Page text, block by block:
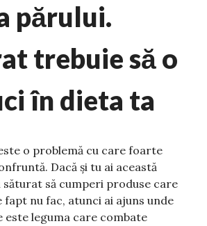
părului.
trebuie să o
în dieta ta
o problemă cu care foarte
Dacă și tu ai această
săturat să cumperi produse care
fapt nu fac, atunci ai ajuns unde
este leguma care combate